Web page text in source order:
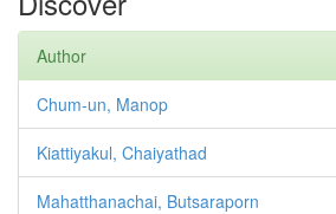
Author
Chum-un, Manop
Kiattiyakul, Chaiyathad
Mahatthanachai, Butsaraporn